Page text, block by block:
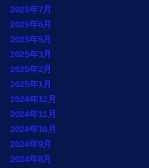
2025年7月
2025年6月
2025年5月
2025年3月
2025年2月
2025年1月
2024年12月
2024年11月
2024年10月
2024年9月
2024年8月